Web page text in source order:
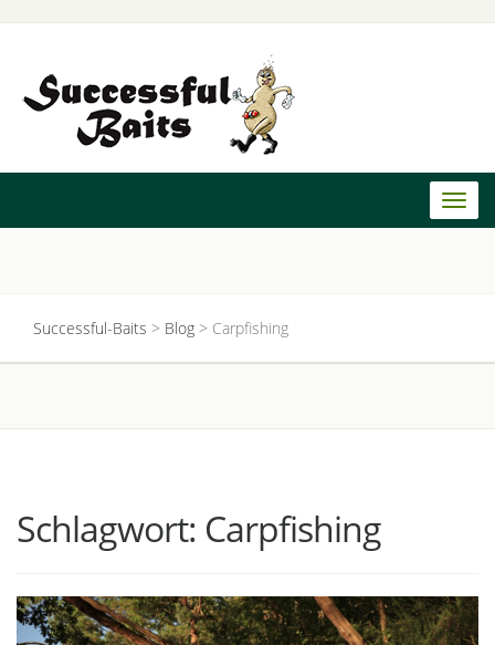
Successful-Baits > Blog > Carpfishing
Schlagwort: Carpfishing